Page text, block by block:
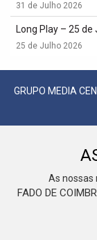
31 de Julho 2026
Long Play – 25 de
25 de Julho 2026
GRUPO MEDIA
As nossas
FADO DE